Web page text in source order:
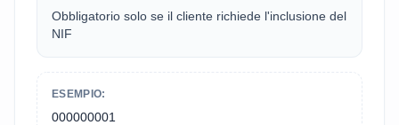
Obbligatorio solo se il cliente richiede l'inclusione del
NIF
ESEMPIO:
000000001